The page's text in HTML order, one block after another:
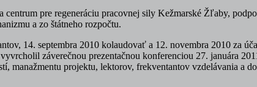
pre regeneráciu pracovnej sily Kežmarské Žľaby,
a zo štátneho rozpočtu.
14. septembra 2010 kolaudovať a 12. novembra 2010 za
záverečnou prezentačnou konferenciou 27. januára
projektu, lektorov, frekventantov vzdelávania a